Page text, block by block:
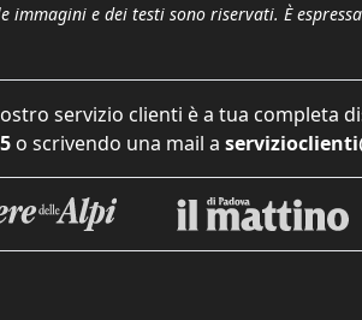
immagini e dei testi sono riservati. È
servizio clienti è a tua completa
o scrivendo una mail a